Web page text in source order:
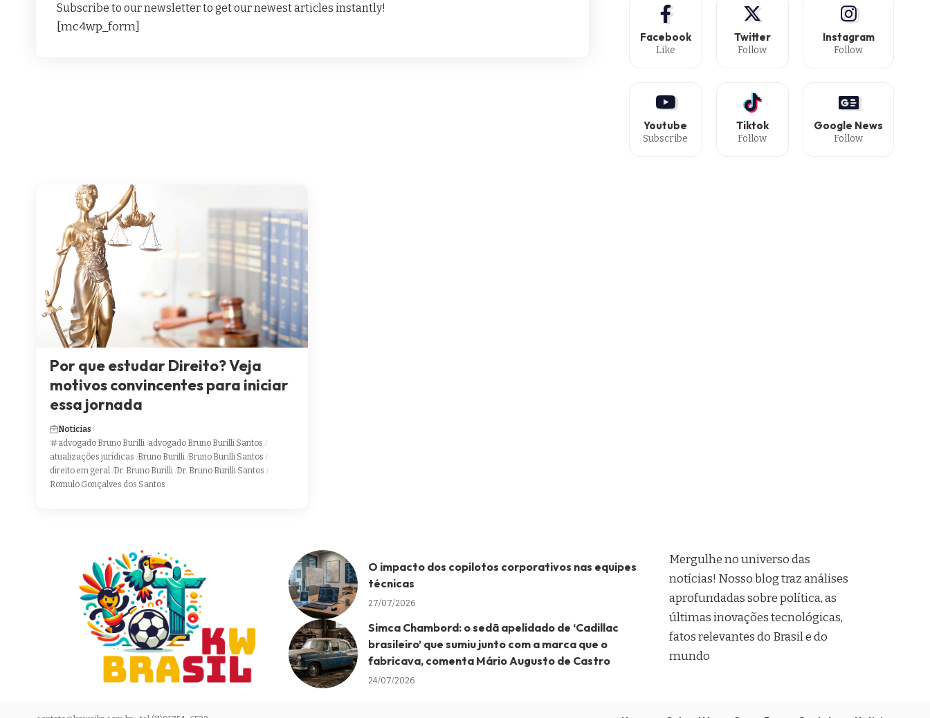
Subscribe to our newsletter to get our newest articles instantly!
[mc4wp_form]
Facebook
Like
Twitter
Follow
Instagram
Follow
Youtube
Subscribe
Tiktok
Follow
Google News
Follow
Por que estudar Direito? Veja
motivos convincentes para iniciar
essa jornada
Noticias
advogado Bruno Burilli advogado Bruno Burilli Santos
atualizações jurídicas Bruno Burilli Bruno Burilli Santos
direito em geral Dr. Bruno Burilli Dr. Bruno Burilli Santos
Romulo Gonçalves dos Santos
O impacto dos copilotos corporativos nas equipes
técnicas
27/07/2026
Simca Chambord: o sedã apelidado de ‘Cadillac
brasileiro’ que sumiu junto com a marca que o
fabricava, comenta Mário Augusto de Castro
24/07/2026
Mergulhe no universo das
notícias! Nosso blog traz análises
aprofundadas sobre política, as
últimas inovações tecnológicas,
fatos relevantes do Brasil e do
mundo